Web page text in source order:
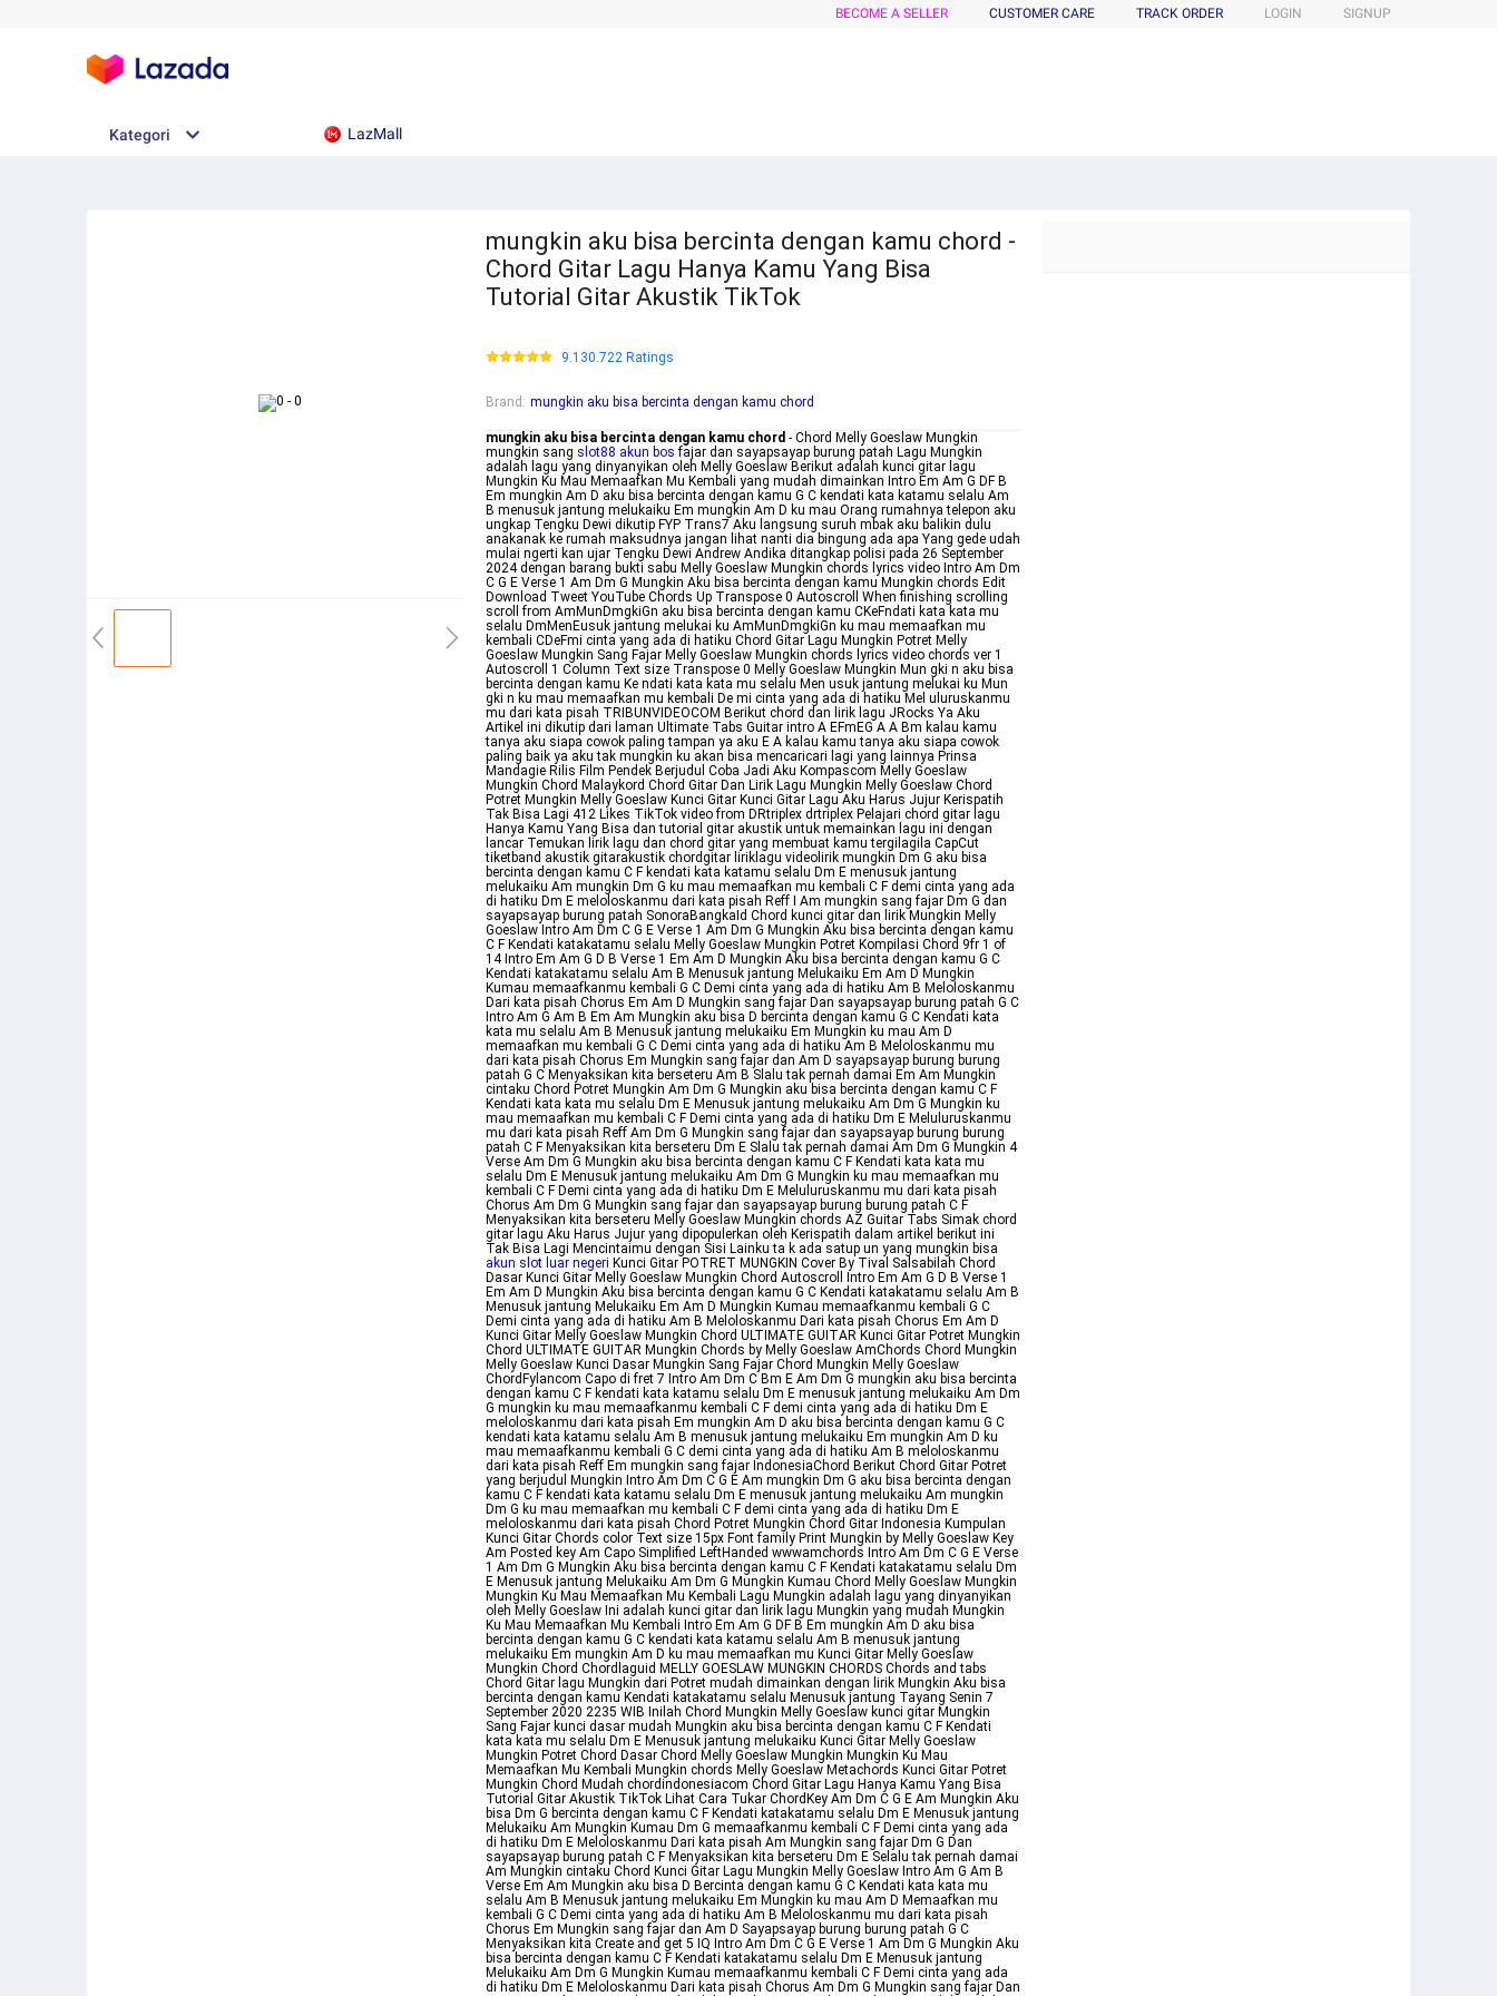
BECOME A SELLER CUSTOMER CARE TRACK ORDER LOGIN SIGNUP
Kategori LazMall
mungkin aku bisa bercinta dengan kamu chord -
Chord Gitar Lagu Hanya Kamu Yang Bisa
Tutorial Gitar Akustik TikTok
9.130.722 Ratings
Brand : mungkin aku bisa bercinta dengan kamu chord
mungkin aku bisa bercinta dengan kamu chord - Chord Melly Goeslaw Mungkin
mungkin sang slot88 akun bos fajar dan sayapsayap burung patah Lagu Mungkin
adalah lagu yang dinyanyikan oleh Melly Goeslaw Berikut adalah kunci gitar lagu
Mungkin Ku Mau Memaafkan Mu Kembali yang mudah dimainkan Intro Em Am G DF B
Em mungkin Am D aku bisa bercinta dengan kamu G C kendati kata katamu selalu Am
B menusuk jantung melukaiku Em mungkin Am D ku mau Orang rumahnya telepon aku
ungkap Tengku Dewi dikutip FYP Trans7 Aku langsung suruh mbak aku balikin dulu
anakanak ke rumah maksudnya jangan lihat nanti dia bingung ada apa Yang gede udah
mulai ngerti kan ujar Tengku Dewi Andrew Andika ditangkap polisi pada 26 September
2024 dengan barang bukti sabu Melly Goeslaw Mungkin chords lyrics video Intro Am Dm
C G E Verse 1 Am Dm G Mungkin Aku bisa bercinta dengan kamu Mungkin chords Edit
Download Tweet YouTube Chords Up Transpose 0 Autoscroll When finishing scrolling
scroll from AmMunDmgkiGn aku bisa bercinta dengan kamu CKeFndati kata kata mu
selalu DmMenEusuk jantung melukai ku AmMunDmgkiGn ku mau memaafkan mu
kembali CDeFmi cinta yang ada di hatiku Chord Gitar Lagu Mungkin Potret Melly
Goeslaw Mungkin Sang Fajar Melly Goeslaw Mungkin chords lyrics video chords ver 1
Autoscroll 1 Column Text size Transpose 0 Melly Goeslaw Mungkin Mun gki n aku bisa
bercinta dengan kamu Ke ndati kata kata mu selalu Men usuk jantung melukai ku Mun
gki n ku mau memaafkan mu kembali De mi cinta yang ada di hatiku Mel uluruskanmu
mu dari kata pisah TRIBUNVIDEOCOM Berikut chord dan lirik lagu JRocks Ya Aku
Artikel ini dikutip dari laman Ultimate Tabs Guitar intro A EFmEG A A Bm kalau kamu
tanya aku siapa cowok paling tampan ya aku E A kalau kamu tanya aku siapa cowok
paling baik ya aku tak mungkin ku akan bisa mencaricari lagi yang lainnya Prinsa
Mandagie Rilis Film Pendek Berjudul Coba Jadi Aku Kompascom Melly Goeslaw
Mungkin Chord Malaykord Chord Gitar Dan Lirik Lagu Mungkin Melly Goeslaw Chord
Potret Mungkin Melly Goeslaw Kunci Gitar Kunci Gitar Lagu Aku Harus Jujur Kerispatih
Tak Bisa Lagi 412 Likes TikTok video from DRtriplex drtriplex Pelajari chord gitar lagu
Hanya Kamu Yang Bisa dan tutorial gitar akustik untuk memainkan lagu ini dengan
lancar Temukan lirik lagu dan chord gitar yang membuat kamu tergilagila CapCut
tiketband akustik gitarakustik chordgitar liriklagu videolirik mungkin Dm G aku bisa
bercinta dengan kamu C F kendati kata katamu selalu Dm E menusuk jantung
melukaiku Am mungkin Dm G ku mau memaafkan mu kembali C F demi cinta yang ada
di hatiku Dm E meloloskanmu dari kata pisah Reff I Am mungkin sang fajar Dm G dan
sayapsayap burung patah SonoraBangkaId Chord kunci gitar dan lirik Mungkin Melly
Goeslaw Intro Am Dm C G E Verse 1 Am Dm G Mungkin Aku bisa bercinta dengan kamu
C F Kendati katakatamu selalu Melly Goeslaw Mungkin Potret Kompilasi Chord 9fr 1 of
14 Intro Em Am G D B Verse 1 Em Am D Mungkin Aku bisa bercinta dengan kamu G C
Kendati katakatamu selalu Am B Menusuk jantung Melukaiku Em Am D Mungkin
Kumau memaafkanmu kembali G C Demi cinta yang ada di hatiku Am B Meloloskanmu
Dari kata pisah Chorus Em Am D Mungkin sang fajar Dan sayapsayap burung patah G C
Intro Am G Am B Em Am Mungkin aku bisa D bercinta dengan kamu G C Kendati kata
kata mu selalu Am B Menusuk jantung melukaiku Em Mungkin ku mau Am D
memaafkan mu kembali G C Demi cinta yang ada di hatiku Am B Meloloskanmu mu
dari kata pisah Chorus Em Mungkin sang fajar dan Am D sayapsayap burung burung
patah G C Menyaksikan kita berseteru Am B Slalu tak pernah damai Em Am Mungkin
cintaku Chord Potret Mungkin Am Dm G Mungkin aku bisa bercinta dengan kamu C F
Kendati kata kata mu selalu Dm E Menusuk jantung melukaiku Am Dm G Mungkin ku
mau memaafkan mu kembali C F Demi cinta yang ada di hatiku Dm E Meluluruskanmu
mu dari kata pisah Reff Am Dm G Mungkin sang fajar dan sayapsayap burung burung
patah C F Menyaksikan kita berseteru Dm E Slalu tak pernah damai Am Dm G Mungkin 4
Verse Am Dm G Mungkin aku bisa bercinta dengan kamu C F Kendati kata kata mu
selalu Dm E Menusuk jantung melukaiku Am Dm G Mungkin ku mau memaafkan mu
kembali C F Demi cinta yang ada di hatiku Dm E Meluluruskanmu mu dari kata pisah
Chorus Am Dm G Mungkin sang fajar dan sayapsayap burung burung patah C F
Menyaksikan kita berseteru Melly Goeslaw Mungkin chords AZ Guitar Tabs Simak chord
gitar lagu Aku Harus Jujur yang dipopulerkan oleh Kerispatih dalam artikel berikut ini
Tak Bisa Lagi Mencintaimu dengan Sisi Lainku ta k ada satup un yang mungkin bisa
akun slot luar negeri Kunci Gitar POTRET MUNGKIN Cover By Tival Salsabilah Chord
Dasar Kunci Gitar Melly Goeslaw Mungkin Chord Autoscroll Intro Em Am G D B Verse 1
Em Am D Mungkin Aku bisa bercinta dengan kamu G C Kendati katakatamu selalu Am B
Menusuk jantung Melukaiku Em Am D Mungkin Kumau memaafkanmu kembali G C
Demi cinta yang ada di hatiku Am B Meloloskanmu Dari kata pisah Chorus Em Am D
Kunci Gitar Melly Goeslaw Mungkin Chord ULTIMATE GUITAR Kunci Gitar Potret Mungkin
Chord ULTIMATE GUITAR Mungkin Chords by Melly Goeslaw AmChords Chord Mungkin
Melly Goeslaw Kunci Dasar Mungkin Sang Fajar Chord Mungkin Melly Goeslaw
ChordFylancom Capo di fret 7 Intro Am Dm C Bm E Am Dm G mungkin aku bisa bercinta
dengan kamu C F kendati kata katamu selalu Dm E menusuk jantung melukaiku Am Dm
G mungkin ku mau memaafkanmu kembali C F demi cinta yang ada di hatiku Dm E
meloloskanmu dari kata pisah Em mungkin Am D aku bisa bercinta dengan kamu G C
kendati kata katamu selalu Am B menusuk jantung melukaiku Em mungkin Am D ku
mau memaafkanmu kembali G C demi cinta yang ada di hatiku Am B meloloskanmu
dari kata pisah Reff Em mungkin sang fajar IndonesiaChord Berikut Chord Gitar Potret
yang berjudul Mungkin Intro Am Dm C G E Am mungkin Dm G aku bisa bercinta dengan
kamu C F kendati kata katamu selalu Dm E menusuk jantung melukaiku Am mungkin
Dm G ku mau memaafkan mu kembali C F demi cinta yang ada di hatiku Dm E
meloloskanmu dari kata pisah Chord Potret Mungkin Chord Gitar Indonesia Kumpulan
Kunci Gitar Chords color Text size 15px Font family Print Mungkin by Melly Goeslaw Key
Am Posted key Am Capo Simplified LeftHanded wwwamchords Intro Am Dm C G E Verse
1 Am Dm G Mungkin Aku bisa bercinta dengan kamu C F Kendati katakatamu selalu Dm
E Menusuk jantung Melukaiku Am Dm G Mungkin Kumau Chord Melly Goeslaw Mungkin
Mungkin Ku Mau Memaafkan Mu Kembali Lagu Mungkin adalah lagu yang dinyanyikan
oleh Melly Goeslaw Ini adalah kunci gitar dan lirik lagu Mungkin yang mudah Mungkin
Ku Mau Memaafkan Mu Kembali Intro Em Am G DF B Em mungkin Am D aku bisa
bercinta dengan kamu G C kendati kata katamu selalu Am B menusuk jantung
melukaiku Em mungkin Am D ku mau memaafkan mu Kunci Gitar Melly Goeslaw
Mungkin Chord Chordlaguid MELLY GOESLAW MUNGKIN CHORDS Chords and tabs
Chord Gitar lagu Mungkin dari Potret mudah dimainkan dengan lirik Mungkin Aku bisa
bercinta dengan kamu Kendati katakatamu selalu Menusuk jantung Tayang Senin 7
September 2020 2235 WIB Inilah Chord Mungkin Melly Goeslaw kunci gitar Mungkin
Sang Fajar kunci dasar mudah Mungkin aku bisa bercinta dengan kamu C F Kendati
kata kata mu selalu Dm E Menusuk jantung melukaiku Kunci Gitar Melly Goeslaw
Mungkin Potret Chord Dasar Chord Melly Goeslaw Mungkin Mungkin Ku Mau
Memaafkan Mu Kembali Mungkin chords Melly Goeslaw Metachords Kunci Gitar Potret
Mungkin Chord Mudah chordindonesiacom Chord Gitar Lagu Hanya Kamu Yang Bisa
Tutorial Gitar Akustik TikTok Lihat Cara Tukar ChordKey Am Dm C G E Am Mungkin Aku
bisa Dm G bercinta dengan kamu C F Kendati katakatamu selalu Dm E Menusuk jantung
Melukaiku Am Mungkin Kumau Dm G memaafkanmu kembali C F Demi cinta yang ada
di hatiku Dm E Meloloskanmu Dari kata pisah Am Mungkin sang fajar Dm G Dan
sayapsayap burung patah C F Menyaksikan kita berseteru Dm E Selalu tak pernah damai
Am Mungkin cintaku Chord Kunci Gitar Lagu Mungkin Melly Goeslaw Intro Am G Am B
Verse Em Am Mungkin aku bisa D Bercinta dengan kamu G C Kendati kata kata mu
selalu Am B Menusuk jantung melukaiku Em Mungkin ku mau Am D Memaafkan mu
kembali G C Demi cinta yang ada di hatiku Am B Meloloskanmu mu dari kata pisah
Chorus Em Mungkin sang fajar dan Am D Sayapsayap burung burung patah G C
Menyaksikan kita Create and get 5 IQ Intro Am Dm C G E Verse 1 Am Dm G Mungkin Aku
bisa bercinta dengan kamu C F Kendati katakatamu selalu Dm E Menusuk jantung
Melukaiku Am Dm G Mungkin Kumau memaafkanmu kembali C F Demi cinta yang ada
di hatiku Dm E Meloloskanmu Dari kata pisah Chorus Am Dm G Mungkin sang fajar Dan